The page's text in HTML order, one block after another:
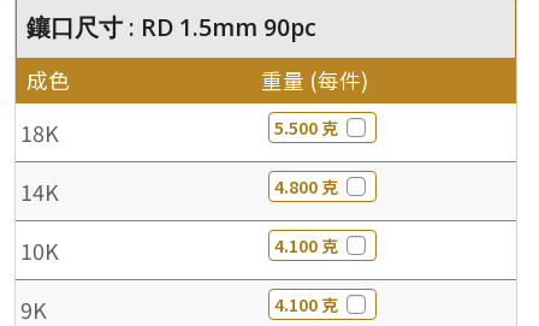
鑲口尺寸 : RD 1.5mm 90pc
成色 重量 (每件)
18K 5.500 克
14K 4.800 克
10K 4.100 克
9K 4.100 克